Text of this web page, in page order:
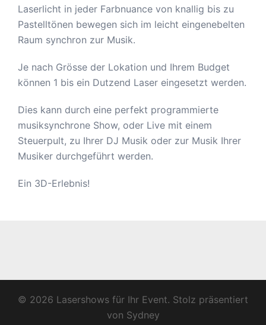
Laserlicht in jeder Farbnuance von knallig bis zu
Pastelltönen bewegen sich im leicht eingenebelten
Raum synchron zur Musik.
Je nach Grösse der Lokation und Ihrem Budget
können 1 bis ein Dutzend Laser eingesetzt werden.
Dies kann durch eine perfekt programmierte
musiksynchrone Show, oder Live mit einem
Steuerpult, zu Ihrer DJ Musik oder zur Musik Ihrer
Musiker durchgeführt werden.
Ein 3D-Erlebnis!
© 2026 Lasershows für Ihr Event. Stolz präsentiert
von Sydney